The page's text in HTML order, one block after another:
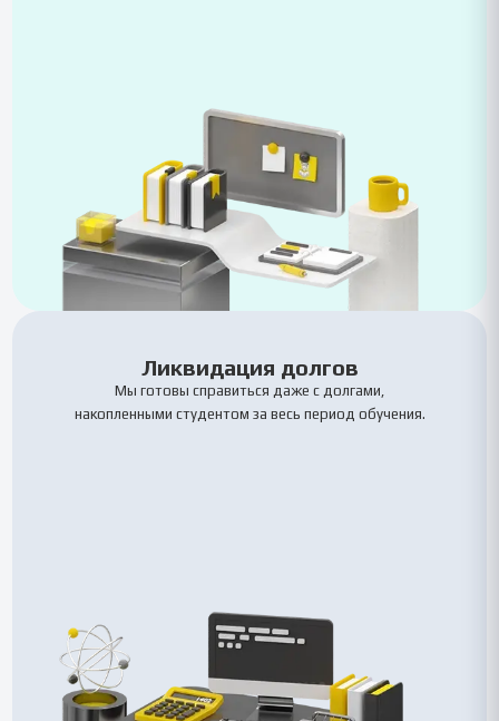
Ликвидация долгов
Мы готовы справиться даже с долгами,
накопленными студентом за весь период обучения.